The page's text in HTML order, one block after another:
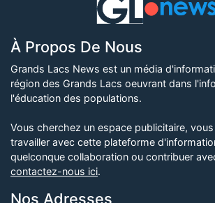
À Propos De Nous
Grands Lacs News est un média
région des Grands Lacs oeuvrant dans
l'éducation des populations.
Vous cherchez un espace publicitaire,
travailler avec cette plateforme
quelconque collaboration ou contribuer
contactez-nous ici.
Nos Adresses